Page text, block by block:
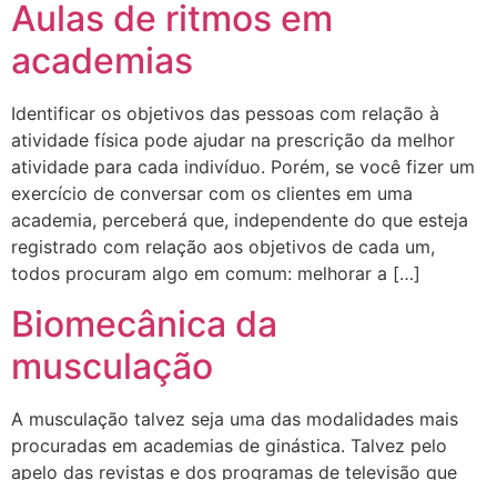
Aulas de ritmos em
academias
Identificar os objetivos das pessoas com relação à
atividade física pode ajudar na prescrição da melhor
atividade para cada indivíduo. Porém, se você fizer um
exercício de conversar com os clientes em uma
academia, perceberá que, independente do que esteja
registrado com relação aos objetivos de cada um,
todos procuram algo em comum: melhorar a […]
Biomecânica da
musculação
A musculação talvez seja uma das modalidades mais
procuradas em academias de ginástica. Talvez pelo
apelo das revistas e dos programas de televisão que